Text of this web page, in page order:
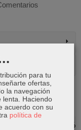
-9 %
para tu
ofertas,
la navegación
lenta. Haciendo
acuerdo con su
política de